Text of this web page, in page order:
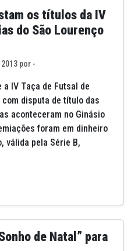
os títulos da IV
do São Lourenço
por -
IV Taça de Futsal de
com disputa de título das
aconteceram no Ginásio
foram em dinheiro
válida pela Série B,
de Natal” para